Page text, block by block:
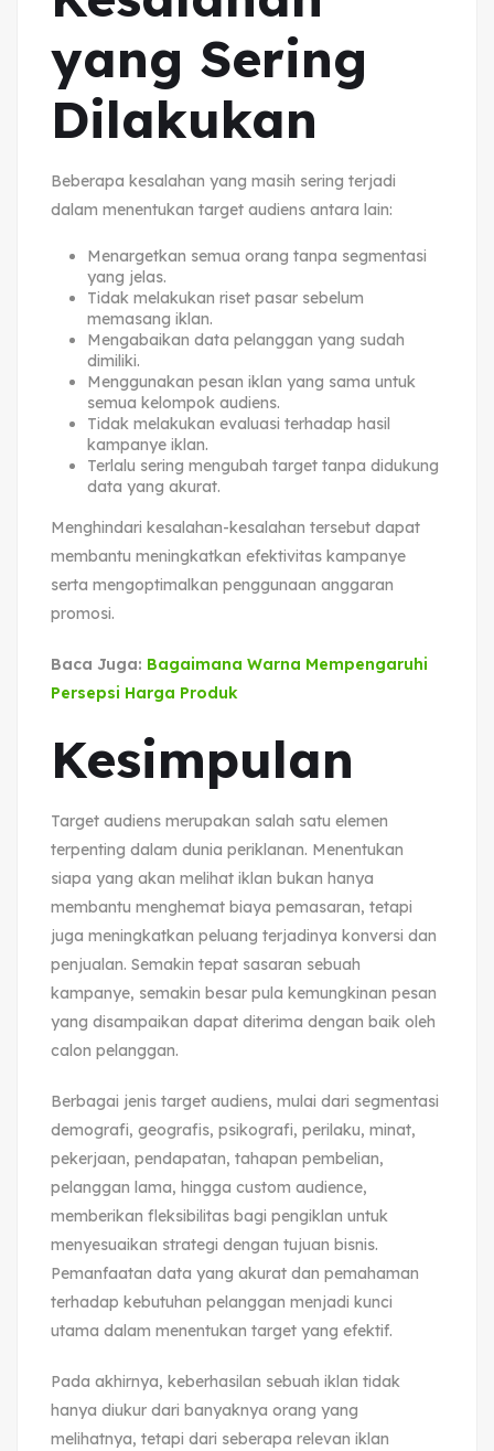
yang Sering
Dilakukan
Beberapa kesalahan yang masih sering terjadi
dalam menentukan target audiens antara lain:
Menargetkan semua orang tanpa segmentasi
yang jelas.
Tidak melakukan riset pasar sebelum
memasang iklan.
Mengabaikan data pelanggan yang sudah
dimiliki.
Menggunakan pesan iklan yang sama untuk
semua kelompok audiens.
Tidak melakukan evaluasi terhadap hasil
kampanye iklan.
Terlalu sering mengubah target tanpa didukung
data yang akurat.
Menghindari kesalahan-kesalahan tersebut dapat
membantu meningkatkan efektivitas kampanye
serta mengoptimalkan penggunaan anggaran
promosi.
Baca Juga: Bagaimana Warna Mempengaruhi
Persepsi Harga Produk
Kesimpulan
Target audiens merupakan salah satu elemen
terpenting dalam dunia periklanan. Menentukan
siapa yang akan melihat iklan bukan hanya
membantu menghemat biaya pemasaran, tetapi
juga meningkatkan peluang terjadinya konversi dan
penjualan. Semakin tepat sasaran sebuah
kampanye, semakin besar pula kemungkinan pesan
yang disampaikan dapat diterima dengan baik oleh
calon pelanggan.
Berbagai jenis target audiens, mulai dari segmentasi
demografi, geografis, psikografi, perilaku, minat,
pekerjaan, pendapatan, tahapan pembelian,
pelanggan lama, hingga custom audience,
memberikan fleksibilitas bagi pengiklan untuk
menyesuaikan strategi dengan tujuan bisnis.
Pemanfaatan data yang akurat dan pemahaman
terhadap kebutuhan pelanggan menjadi kunci
utama dalam menentukan target yang efektif.
Pada akhirnya, keberhasilan sebuah iklan tidak
hanya diukur dari banyaknya orang yang
melihatnya, tetapi dari seberapa relevan iklan